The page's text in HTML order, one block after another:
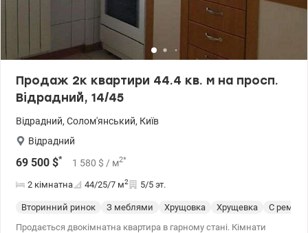
Продаж 2к квартири 44.4 кв. м на просп.
Відрадний, 14/45
Відрадний, Солом'янський, Київ
Відрадний
69 500 $* 1 580 $ / м2*
2 кімнатна 44/25/7 м2 5/5 эт.
Вторинний ринок З меблями Хрущовка Хрущевка
С
Продається двокімнатна квартира в гарному стані. Кімнати